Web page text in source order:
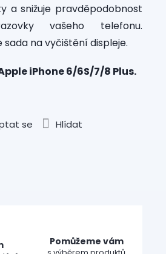
a snižuje pravděpodobnost
vašeho telefonu.
na vyčištění displeje.
iPhone 6/6S/7/8 Plus.
se Hlídat
Pomůžeme vám